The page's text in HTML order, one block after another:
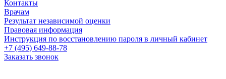
Контакты
Врачам
Результат независимой оценки
Правовая информация
Инструкция по восстановлению пароля в личный кабинет
+7 (495) 649-88-78
Заказать звонок